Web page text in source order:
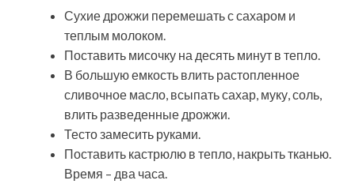
Сухие дрожжи перемешать с сахаром и
теплым молоком.
Поставить мисочку на десять минут в тепло.
В большую емкость влить растопленное
сливочное масло, всыпать сахар, муку, соль,
влить разведенные дрожжи.
Тесто замесить руками.
Поставить кастрюлю в тепло, накрыть тканью.
Время – два часа.